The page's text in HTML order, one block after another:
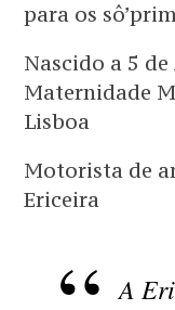
para os
Nascido a 5
Maternidade
Lisboa
Motorista de
Ericeira
A